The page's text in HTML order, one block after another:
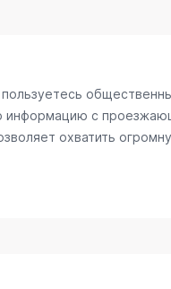
информацию с
охватить